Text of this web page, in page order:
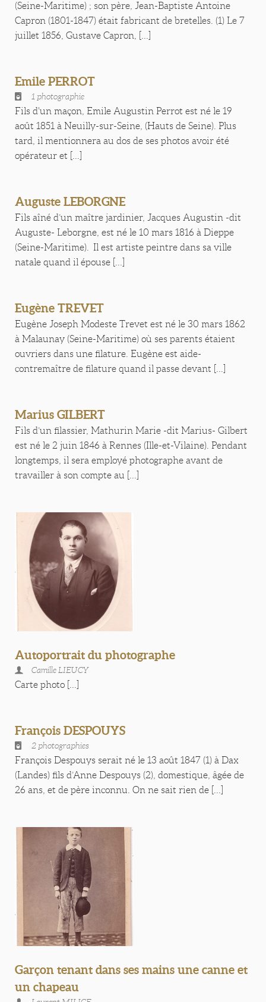
(Seine-Maritime) ; son père, Jean-Baptiste Antoine
Capron (1801-1847) était fabricant de bretelles. (1) Le 7
juillet 1856, Gustave Capron, [...]
Emile PERROT
1 photographie
Fils d'un maçon, Emile Augustin Perrot est né le 19
août 1851 à Neuilly-sur-Seine, (Hauts de Seine). Plus
tard, il mentionnera au dos de ses photos avoir été
opérateur et [...]
Auguste LEBORGNE
Fils aîné d’un maître jardinier, Jacques Augustin -dit
Auguste- Leborgne, est né le 10 mars 1816 à Dieppe
(Seine-Maritime). Il est artiste peintre dans sa ville
natale quand il épouse [...]
Eugène TREVET
Eugène Joseph Modeste Trevet est né le 30 mars 1862
à Malaunay (Seine-Maritime) où ses parents étaient
ouvriers dans une filature. Eugène est aide-
contremaître de filature quand il passe devant [...]
Marius GILBERT
Fils d’un filassier, Mathurin Marie -dit Marius- Gilbert
est né le 2 juin 1846 à Rennes (Ille-et-Vilaine). Pendant
longtemps, il sera employé photographe avant de
travailler à son compte au [...]
Autoportrait du photographe
Camille LIEUCY
Carte photo [...]
François DESPOUYS
2 photographies
François Despouys serait né le 13 août 1847 (1) à Dax
(Landes) fils d’Anne Despouys (2), domestique, âgée de
26 ans, et de père inconnu. On ne sait rien de [...]
Garçon tenant dans ses mains une canne et
un chapeau